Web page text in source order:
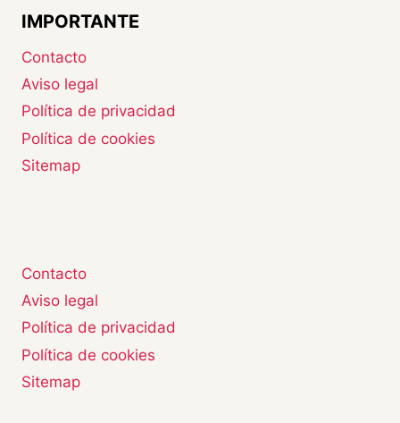
IMPORTANTE
Contacto
Aviso legal
Política de privacidad
Política de cookies
Sitemap
Contacto
Aviso legal
Política de privacidad
Política de cookies
Sitemap